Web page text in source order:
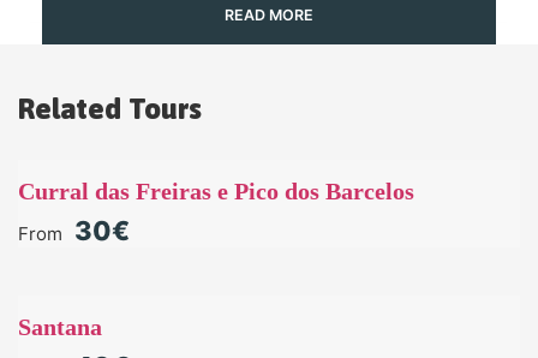
» Caniço, Santa Cruz, Machico:
» Câmara de Lobos
Para qualquer passeio na Madeira, é
READ MORE
Related Tours
Curral das Freiras e Pico dos Barcelos
From 30€
Santana